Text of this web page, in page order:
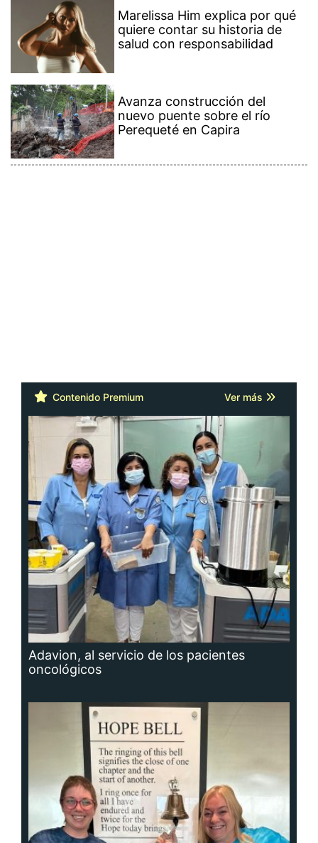
Marelissa Him explica por qué
quiere contar su historia de
salud con responsabilidad
Avanza construcción del
nuevo puente sobre el río
Perequeté en Capira
Contenido Premium Ver más
Adavion, al servicio de los pacientes
oncológicos